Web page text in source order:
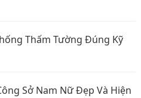
Thấm Tường Đúng Kỹ
Sở Nam Nữ Đẹp Và Hiện